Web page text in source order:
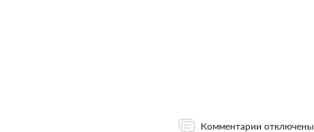
Комментарии отключены